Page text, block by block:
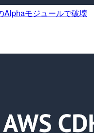
Alphaモジュールで破壊